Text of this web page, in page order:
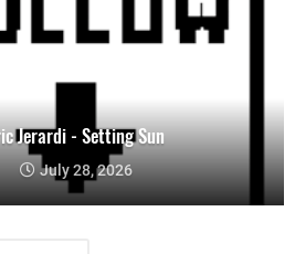
Jerardi - Setting Sun
July 28, 2026